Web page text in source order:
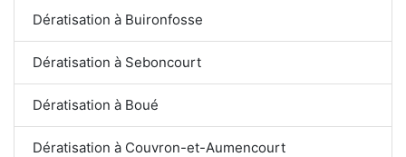
Dératisation à Buironfosse
Dératisation à Seboncourt
Dératisation à Boué
Dératisation à Couvron-et-Aumencourt